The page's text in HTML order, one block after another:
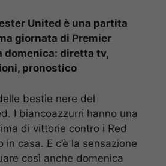
United è una partita
giornata di Premier
domenica: diretta tv,
pronostico
bestie nere del
I biancoazzurri hanno una
di vittorie contro i Red
casa. E c’è la sensazione
così anche domenica